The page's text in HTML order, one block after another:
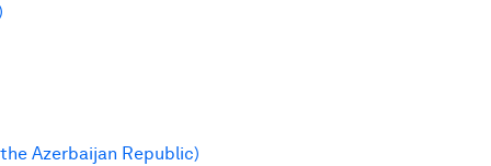
Azerbaijan Republic)